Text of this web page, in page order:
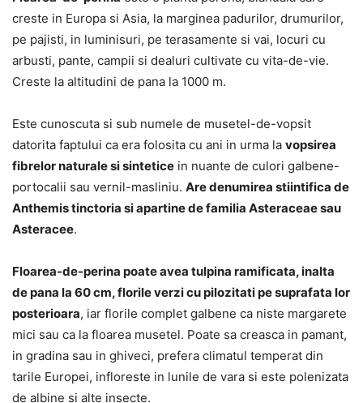
creste in Europa si Asia, la marginea padurilor, drumurilor,
pe pajisti, in luminisuri, pe terasamente si vai, locuri cu
arbusti, pante, campii si dealuri cultivate cu vita-de-vie.
Creste la altitudini de pana la 1000 m.
Este cunoscuta si sub numele de musetel-de-vopsit
datorita faptului ca era folosita cu ani in urma la vopsirea
fibrelor naturale si sintetice in nuante de culori galbene-
portocalii sau vernil-masliniu. Are denumirea stiintifica de
Anthemis tinctoria si apartine de familia Asteraceae sau
Asteracee.
Floarea-de-perina poate avea tulpina ramificata, inalta
de pana la 60 cm, florile verzi cu pilozitati pe suprafata lor
posterioara, iar florile complet galbene ca niste margarete
mici sau ca la floarea musetel. Poate sa creasca in pamant,
in gradina sau in ghiveci, prefera climatul temperat din
tarile Europei, infloreste in lunile de vara si este polenizata
de albine si alte insecte.